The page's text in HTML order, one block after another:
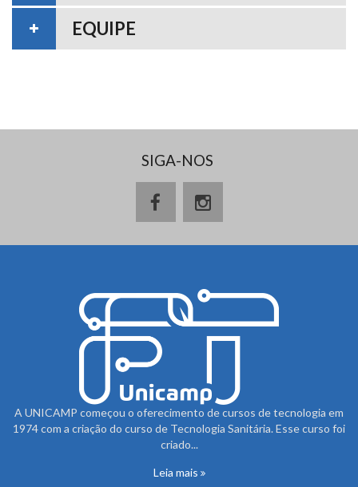
EQUIPE
SIGA-NOS
A UNICAMP começou o oferecimento de cursos de tecnologia em
1974 com a criação do curso de Tecnologia Sanitária. Esse curso foi
criado...
Leia mais